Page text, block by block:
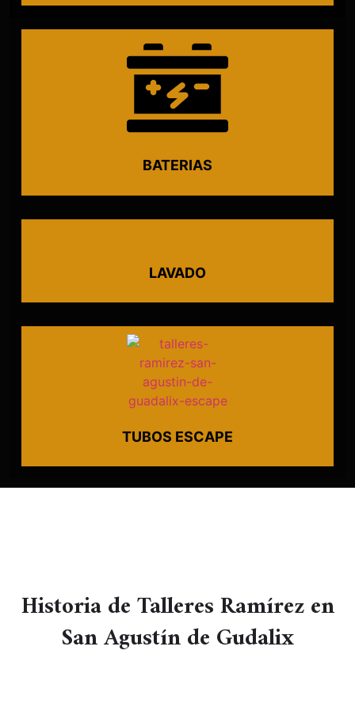
BATERIAS
LAVADO
TUBOS ESCAPE
Historia de Talleres Ramírez en
San Agustín de Gudalix